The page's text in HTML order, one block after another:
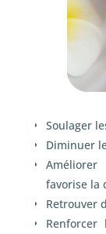
Soulager
Diminuer
favorise la
Retrouver